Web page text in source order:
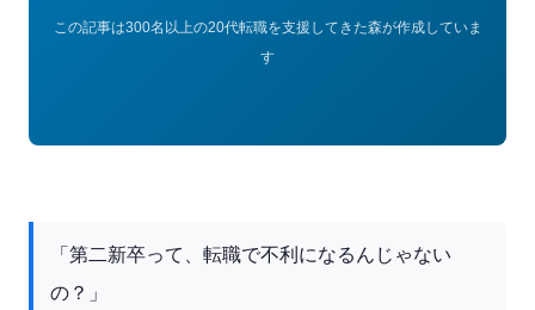
この記事は300名以上の20代転職を支援してきた森が作成していま
す
「第二新卒って、転職で不利になるんじゃない
の？」